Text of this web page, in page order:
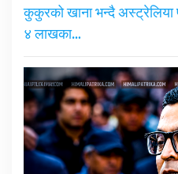
कुकुरको खाना भन्दै अस्ट्रेलिया
४ लाखका…